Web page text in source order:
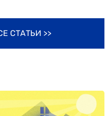
СТАТЬИ >>